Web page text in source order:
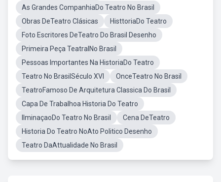
As Grandes CompanhiaDo Teatro No Brasil
Obras DeTeatro Clásicas
HisttoriaDo Teatro
Foto Escritores DeTeatro Do Brasil Desenho
Primeira Peça TeatralNo Brasil
Pessoas Importantes Na HistoriaDo Teatro
Teatro No BrasilSéculo XVI
OnceTeatro No Brasil
TeatroFamoso De Arquitetura Classica Do Brasil
Capa De Trabalhoa Historia Do Teatro
IlminaçaoDo Teatro No Brasil
Cena DeTeatro
Historia Do Teatro NoAto Politico Desenho
Teatro DaAttualidade No Brasil